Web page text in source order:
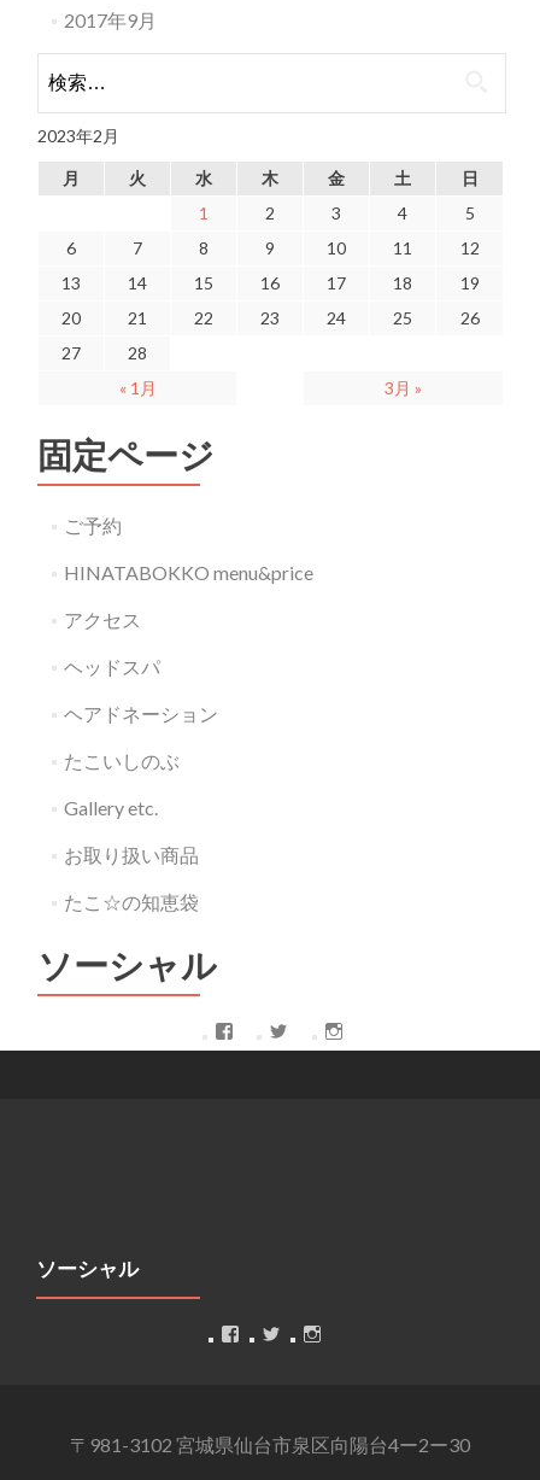
2017年9月
検索:
2023年2月
月 火 水 木 金 土 日
« 1月 3月 »
1 2 3 4
5
6
7 8 9 10 11
12
13
14 15 16 17 18
19
20
21 22 23 24 25
26
27
28
固定ページ
ご予約
HINATABOKKO menu&price
アクセス
ヘッドスパ
ヘアドネーション
たこいしのぶ
Gallery etc.
お取り扱い商品
たこ☆の知恵袋
ソーシャル
FacebookTwitter
ソーシャル
Facebook
Twitter
〒981-3102 宮城県仙台市泉区向陽台4ー2ー30